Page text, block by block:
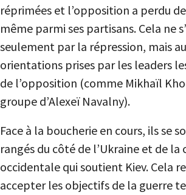
réprimées et l’opposition a perdu
même parmi ses partisans. Cela ne
seulement par la répression, mais
orientations prises par les leaders
de l’opposition (comme Mikhaïl
groupe d’Alexeï Navalny).
Face à la boucherie en cours, ils se
rangés du côté de l’Ukraine et de la
occidentale qui soutient Kiev. Cela
accepter les objectifs de la guerre